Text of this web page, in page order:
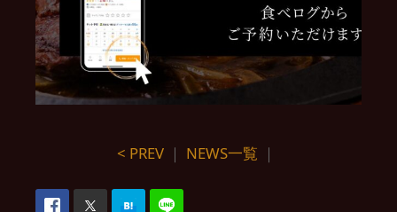
< PREV ｜ NEWS一覧 ｜